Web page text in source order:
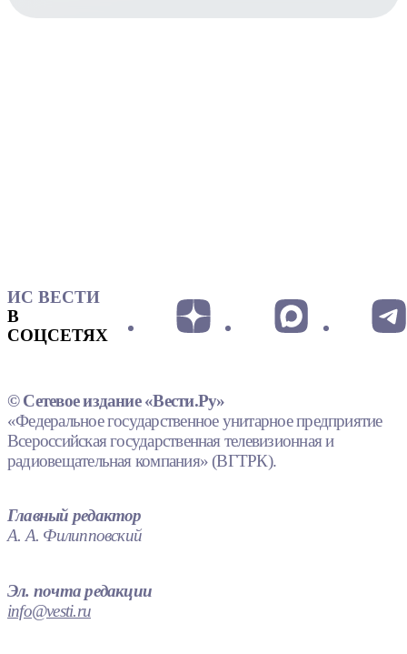
ИС ВЕСТИ
В
СОЦСЕТЯХ
© Сетевое издание «Вести.Ру»
«Федеральное государственное унитарное предприятие
Всероссийская государственная телевизионная и
радиовещательная компания» (ВГТРК).
Главный редактор
А. А. Филипповский
Эл. почта редакции
info@vesti.ru